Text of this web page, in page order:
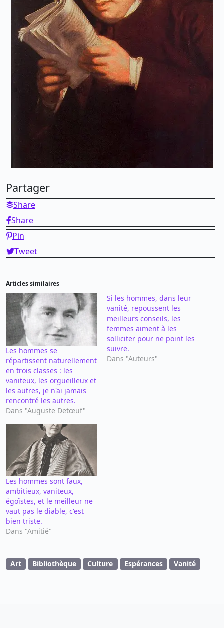
Partager
Share
Share
Pin
Tweet
Articles similaires
Les hommes se
répartissent naturellement
en trois classes : les
vaniteux, les orgueilleux et
les autres, je n'ai jamais
rencontré les autres.
Dans "Auguste Detœuf"
Si les hommes, dans leur
vanité, repoussent les
meilleurs conseils, les
femmes aiment à les
solliciter pour ne point les
suivre.
Dans "Auteurs"
Les hommes sont faux,
ambitieux, vaniteux,
égoïstes, et le meilleur ne
vaut pas le diable, c'est
bien triste.
Dans "Amitié"
Art Bibliothèque Culture Espérances Vanité